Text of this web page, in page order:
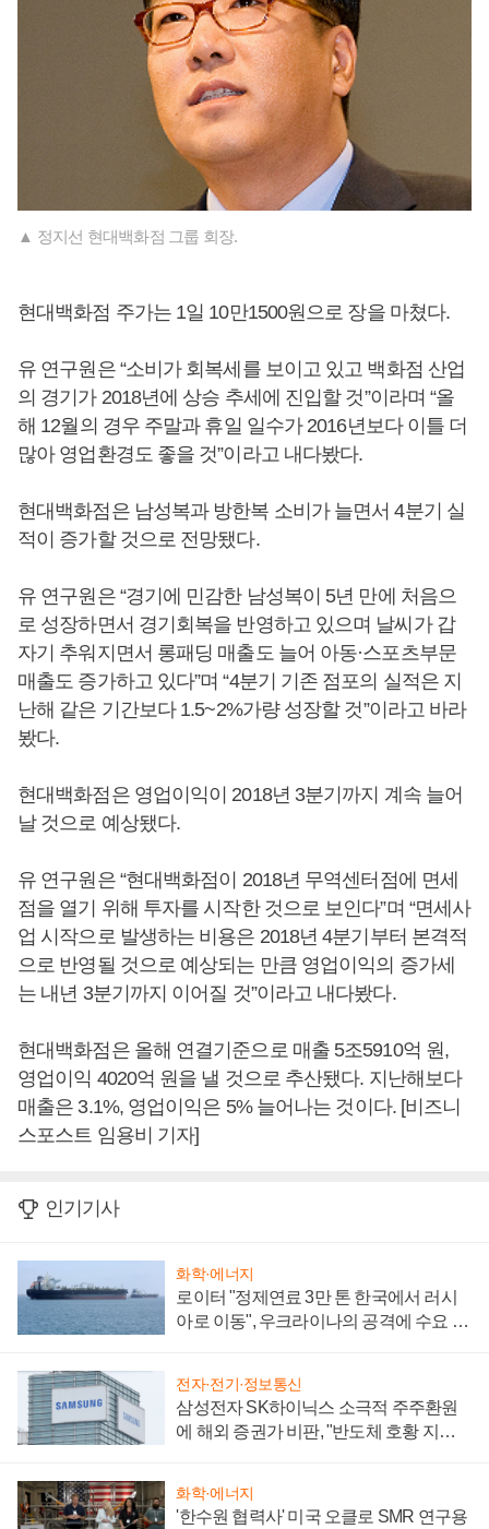
▲ 정지선 현대백화점 그룹 회장.
현대백화점 주가는 1일 10만1500원으로 장을 마쳤다.
유 연구원은 “소비가 회복세를 보이고 있고 백화점 산업
의 경기가 2018년에 상승 추세에 진입할 것”이라며 “올
해 12월의 경우 주말과 휴일 일수가 2016년보다 이틀 더
많아 영업환경도 좋을 것”이라고 내다봤다.
현대백화점은 남성복과 방한복 소비가 늘면서 4분기 실
적이 증가할 것으로 전망됐다.
유 연구원은 “경기에 민감한 남성복이 5년 만에 처음으
로 성장하면서 경기회복을 반영하고 있으며 날씨가 갑
자기 추워지면서 롱패딩 매출도 늘어 아동·스포츠부문
매출도 증가하고 있다”며 “4분기 기존 점포의 실적은 지
난해 같은 기간보다 1.5~2%가량 성장할 것”이라고 바라
봤다.
현대백화점은 영업이익이 2018년 3분기까지 계속 늘어
날 것으로 예상됐다.
유 연구원은 “현대백화점이 2018년 무역센터점에 면세
점을 열기 위해 투자를 시작한 것으로 보인다”며 “면세사
업 시작으로 발생하는 비용은 2018년 4분기부터 본격적
으로 반영될 것으로 예상되는 만큼 영업이익의 증가세
는 내년 3분기까지 이어질 것”이라고 내다봤다.
현대백화점은 올해 연결기준으로 매출 5조5910억 원,
영업이익 4020억 원을 낼 것으로 추산됐다. 지난해보다
매출은 3.1%, 영업이익은 5% 늘어나는 것이다. [비즈니
스포스트 임용비 기자]
인기기사
화학·에너지
로이터 "정제연료 3만 톤 한국에서 러시
아로 이동", 우크라이나의 공격에 수요 늘
전자·전기·정보통신
삼성전자 SK하이닉스 소극적 주주환원
에 해외 증권가 비판, "반도체 호황 지속
화학·에너지
'한수원 협력사' 미국 오클로 SMR 연구용